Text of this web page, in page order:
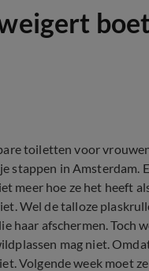
toiletten voor
stappen in
meer hoe ze het heeft
Wel de talloze
haar afschermen. Toch
mag niet.
Volgende week moet